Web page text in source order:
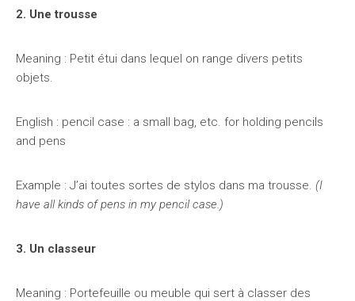
2. Une trousse
Meaning : Petit étui dans lequel on range divers petits
objets.
English : pencil case : a small bag, etc. for holding pencils
and pens
Example : J’ai toutes sortes de stylos dans ma trousse. (I
have all kinds of pens in my pencil case.)
3. Un classeur
Meaning : Portefeuille ou meuble qui sert à classer des